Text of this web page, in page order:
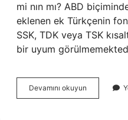
mi nın mı? ABD
eklenen ek Türkçenin
SSK, TDK veya TSK
bir uyum
Devamını okuyun
Kelime